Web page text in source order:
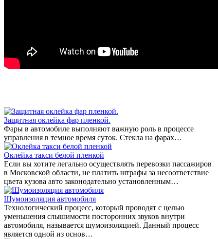
Защитная оклейка фар пленкой.
Фары в автомобиле выполняют важную роль в процессе
управления в темное время суток. Стекла на фарах…
Оклейка такси белой пленкой
Если вы хотите легально осуществлять перевозки пассажиров
в Московской области, не платить штрафы за несоответствие
цвета кузова авто законодательно установленным…
Шумоизоляция автомобиля
Технологический процесс, который проводят с целью
уменьшения слышимости посторонних звуков внутри
автомобиля, называется шумоизоляцией. Данный процесс
является одной из основ…